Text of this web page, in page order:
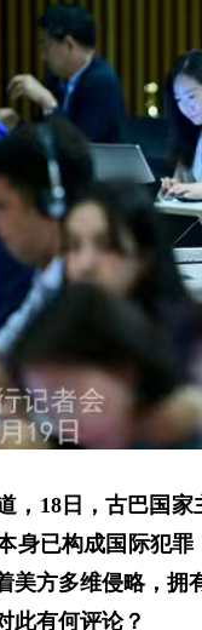
，18日，古巴国
身已构成国际犯
美方多维侵略，
此有何评论？